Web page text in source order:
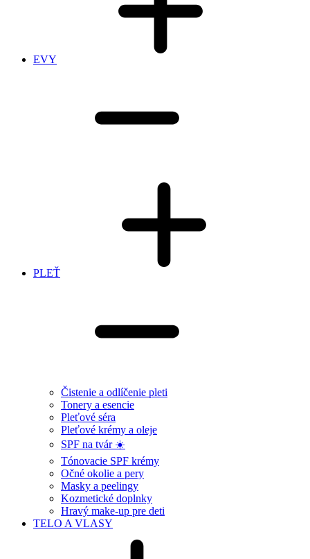
EVY
PLEŤ
Čistenie a odlíčenie pleti
Tonery a esencie
Pleťové séra
Pleťové krémy a oleje
SPF na tvár ☀️
Tónovacie SPF krémy
Očné okolie a pery
Masky a peelingy
Kozmetické doplnky
Hravý make-up pre deti
TELO A VLASY